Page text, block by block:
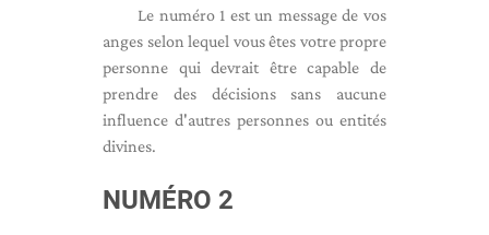
Le numéro 1 est un message de vos
anges selon lequel vous êtes votre propre
personne qui devrait être capable de
prendre des décisions sans aucune
influence d'autres personnes ou entités
divines.
NUMÉRO 2